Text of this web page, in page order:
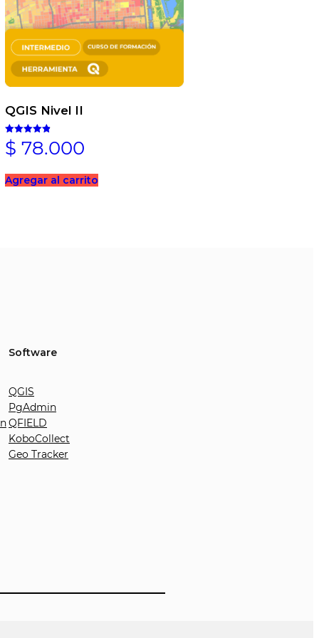
QGIS Nivel II
Valorado en
4.85
de 5
$ 78.000
Agregar al carrito
Software
QGIS
PgAdmin
QFIELD
KoboCollect
Geo Tracker